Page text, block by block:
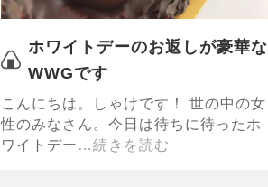
ホワイトデーのお返しが豪華な
WWGです
こんにちは。しゃけです！ 世の中の女
性のみなさん。今日は待ちに待ったホ
ワイトデー …続きを読む